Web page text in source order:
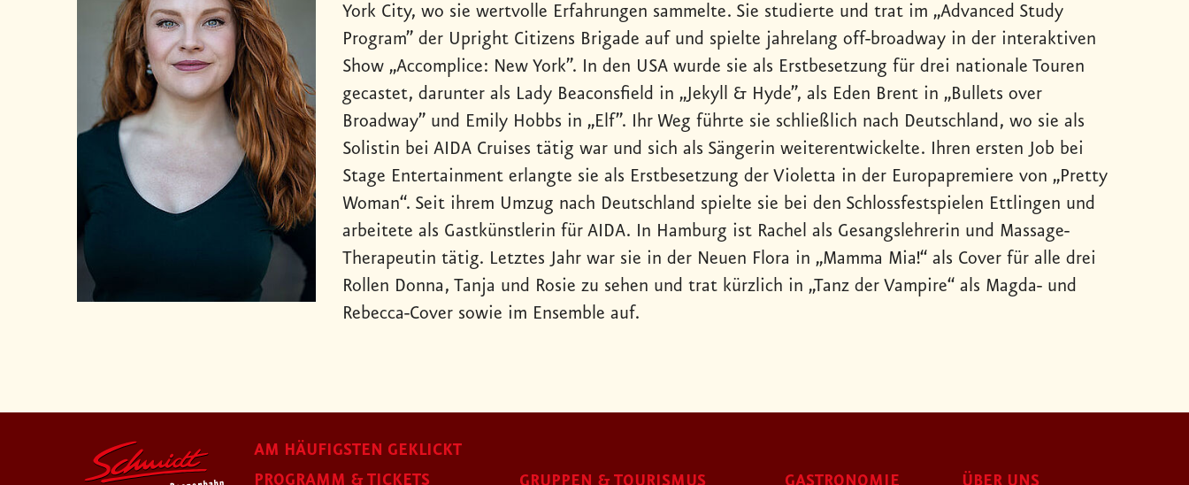
York City, wo sie wertvolle Erfahrungen sammelte. Sie studierte und trat im „Advanced Study
Program” der Upright Citizens Brigade auf und spielte jahrelang off-broadway in der interaktiven
Show „Accomplice: New York”. In den USA wurde sie als Erstbesetzung für drei nationale Touren
gecastet, darunter als Lady Beaconsfield in „Jekyll & Hyde”, als Eden Brent in „Bullets over
Broadway” und Emily Hobbs in „Elf”. Ihr Weg führte sie schließlich nach Deutschland, wo sie als
Solistin bei AIDA Cruises tätig war und sich als Sängerin weiterentwickelte. Ihren ersten Job bei
Stage Entertainment erlangte sie als Erstbesetzung der Violetta in der Europapremiere von „Pretty
Woman“. Seit ihrem Umzug nach Deutschland spielte sie bei den Schlossfestspielen Ettlingen und
arbeitete als Gastkünstlerin für AIDA. In Hamburg ist Rachel als Gesangslehrerin und Massage-
Therapeutin tätig. Letztes Jahr war sie in der Neuen Flora in „Mamma Mia!“ als Cover für alle drei
Rollen Donna, Tanja und Rosie zu sehen und trat kürzlich in „Tanz der Vampire“ als Magda- und
Rebecca-Cover sowie im Ensemble auf.
AM HÄUFIGSTEN GEKLICKT
PROGRAMM & TICKETS